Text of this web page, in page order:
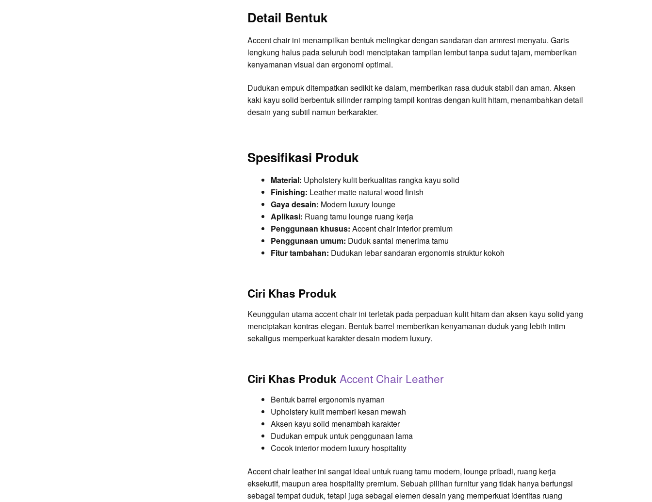
Detail Bentuk
Accent chair ini menampilkan bentuk melingkar dengan sandaran dan armrest menyatu. Garis
lengkung halus pada seluruh bodi menciptakan tampilan lembut tanpa sudut tajam, memberikan
kenyamanan visual dan ergonomi optimal.
Dudukan empuk ditempatkan sedikit ke dalam, memberikan rasa duduk stabil dan aman. Aksen
kaki kayu solid berbentuk silinder ramping tampil kontras dengan kulit hitam, menambahkan detail
desain yang subtil namun berkarakter.
Spesifikasi Produk
Material: Upholstery kulit berkualitas rangka kayu solid
Finishing: Leather matte natural wood finish
Gaya desain: Modern luxury lounge
Aplikasi: Ruang tamu lounge ruang kerja
Penggunaan khusus: Accent chair interior premium
Penggunaan umum: Duduk santai menerima tamu
Fitur tambahan: Dudukan lebar sandaran ergonomis struktur kokoh
Ciri Khas Produk
Keunggulan utama accent chair ini terletak pada perpaduan kulit hitam dan aksen kayu solid yang
menciptakan kontras elegan. Bentuk barrel memberikan kenyamanan duduk yang lebih intim
sekaligus memperkuat karakter desain modern luxury.
Ciri Khas ProdukAccent Chair Leather
Bentuk barrel ergonomis nyaman
Upholstery kulit memberi kesan mewah
Aksen kayu solid menambah karakter
Dudukan empuk untuk penggunaan lama
Cocok interior modern luxury hospitality
Accent chair leather ini sangat ideal untuk ruang tamu modern, lounge pribadi, ruang kerja
eksekutif, maupun area hospitality premium. Sebuah pilihan furnitur yang tidak hanya berfungsi
sebagai tempat duduk, tetapi juga sebagai elemen desain yang memperkuat identitas ruang